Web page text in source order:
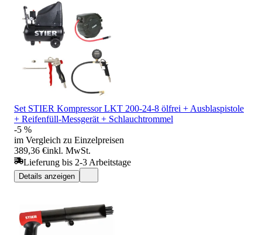
Set STIER Kompressor LKT 200-24-8 ölfrei + Ausblaspistole
+ Reifenfüll-Messgerät + Schlauchtrommel
-5 %
im Vergleich zu Einzelpreisen
389,36 €inkl. MwSt.
Lieferung bis 2-3 Arbeitstage
Details anzeigen